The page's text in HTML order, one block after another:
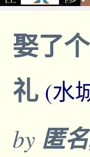
娶了
礼 (水
by 匿名